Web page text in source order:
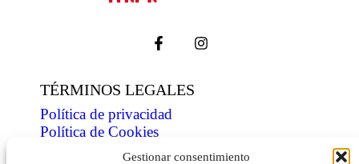
Gestionar consentimiento
TÉRMINOS LEGALES
Política de privacidad
Política de Cookies
Condiciones de venta